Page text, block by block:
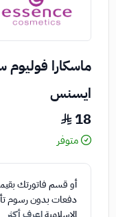
ماسكارا
ايسنس
18
متوفر
أو قسم فاتورتك
دفعات بدون رسوم